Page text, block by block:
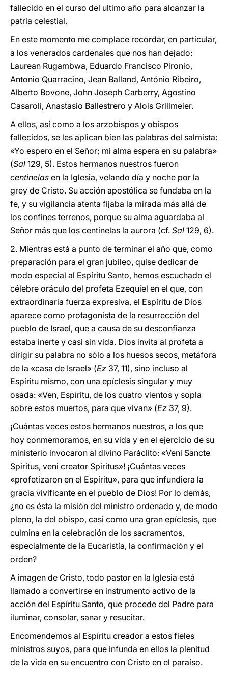
fallecido en el curso del ultimo año para alcanzar la
patria celestial.
En este momento me complace recordar, en particular,
a los venerados cardenales que nos han dejado:
Laurean Rugambwa, Eduardo Francisco Pironio,
Antonio Quarracino, Jean Balland, António Ribeiro,
Alberto Bovone, John Joseph Carberry, Agostino
Casaroli, Anastasio Ballestrero y Alois Grillmeier.
A ellos, así como a los arzobispos y obispos
fallecidos, se les aplican bien las palabras del salmista:
«Yo espero en el Señor; mi alma espera en su palabra»
(Sal 129, 5). Estos hermanos nuestros fueron
centinelas en la Iglesia, velando día y noche por la
grey de Cristo. Su acción apostólica se fundaba en la
fe, y su vigilancia atenta fijaba la mirada más allá de
los confines terrenos, porque su alma aguardaba al
Señor más que los centinelas la aurora (cf. Sal 129, 6).
2. Mientras está a punto de terminar el año que, como
preparación para el gran jubileo, quise dedicar de
modo especial al Espíritu Santo, hemos escuchado el
célebre oráculo del profeta Ezequiel en el que, con
extraordinaria fuerza expresiva, el Espíritu de Dios
aparece como protagonista de la resurrección del
pueblo de Israel, que a causa de su desconfianza
estaba inerte y casi sin vida. Dios invita al profeta a
dirigir su palabra no sólo a los huesos secos, metáfora
de la «casa de Israel» (Ez 37, 11), sino incluso al
Espíritu mismo, con una epíclesis singular y muy
osada: «Ven, Espíritu, de los cuatro vientos y sopla
sobre estos muertos, para que vivan» (Ez 37, 9).
¡Cuántas veces estos hermanos nuestros, a los que
hoy conmemoramos, en su vida y en el ejercicio de su
ministerio invocaron al divino Paráclito: «Veni Sancte
Spiritus, veni creator Spiritus»! ¡Cuántas veces
«profetizaron en el Espíritu», para que infundiera la
gracia vivificante en el pueblo de Dios! Por lo demás,
¿no es ésta la misión del ministro ordenado y, de modo
pleno, la del obispo, casi como una gran epíclesis, que
culmina en la celebración de los sacramentos,
especialmente de la Eucaristía, la confirmación y el
orden?
A imagen de Cristo, todo pastor en la Iglesia está
llamado a convertirse en instrumento activo de la
acción del Espíritu Santo, que procede del Padre para
iluminar, consolar, sanar y resucitar.
Encomendemos al Espíritu creador a estos fieles
ministros suyos, para que infunda en ellos la plenitud
de la vida en su encuentro con Cristo en el paraíso.